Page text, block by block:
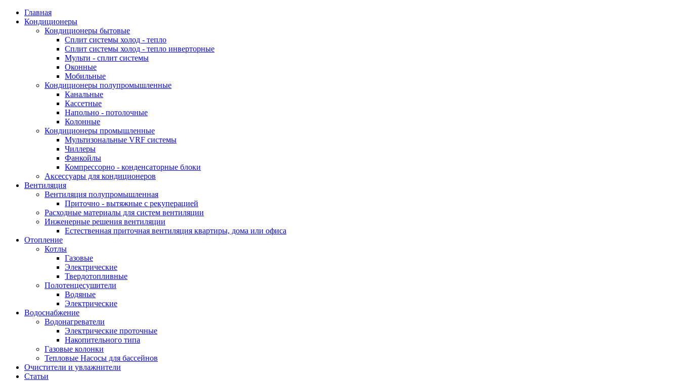
Главная
Кондиционеры
Кондиционеры бытовые
Сплит системы холод - тепло
Сплит системы холод - тепло инверторные
Мульти - сплит системы
Оконные
Мобильные
Кондиционеры полупромышленные
Канальные
Кассетные
Напольно - потолочные
Колонные
Кондиционеры промышленные
Мультизональные VRF системы
Чиллеры
Фанкойлы
Компрессорно - конденсаторные блоки
Аксессуары для кондиционеров
Вентиляция
Вентиляция полупромышленная
Приточно - вытяжные с рекуперацией
Расходные материалы для систем вентиляции
Инженерные решения вентиляции
Естественная приточная вентиляция квартиры, дома или офиса
Отопление
Котлы
Газовые
Электрические
Твердотопливные
Полотенцесушители
Водяные
Электрические
Водоснабжение
Водонагреватели
Электрические проточные
Накопительного типа
Газовые колонки
Тепловые Насосы для бассейнов
Очистители и увлажнители
Статьи